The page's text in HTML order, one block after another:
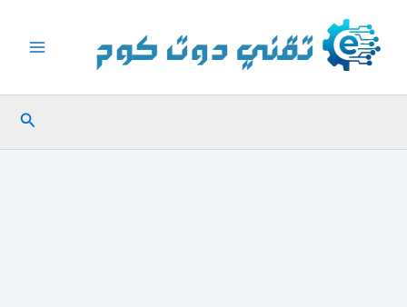
المحتوى
البحث